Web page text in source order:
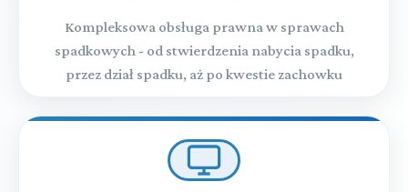
Kompleksowa obsługa prawna w sprawach
spadkowych - od stwierdzenia nabycia spadku,
przez dział spadku, aż po kwestie zachowku